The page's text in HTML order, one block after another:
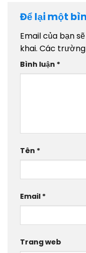
Để lại một
Email của bạn
khai. Các
Bình luận *
Tên *
Email *
Trang web